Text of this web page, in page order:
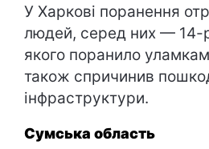
У Харкові поранення
людей, серед них — 14-
якого поранило
також спричинив
інфраструктури.
Сумська область